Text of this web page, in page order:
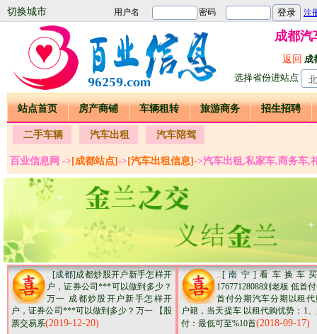
切换城市
成都汽
返回 成
选择省份进站点
站点首页 房产商铺 车辆租转 旅游商务 招生招聘
二手车辆 汽车出租 汽车陪驾
百业信息网 -> [成都站点] -> [汽车出租信息] ->汽车出租,私家车,商务车,
..[成都]成都炒股开户新手怎样开
户，证券公司***可以做到多少？
万一 成都炒股开户新手怎样开
户，证券公司***可以做到多少？万一 【股
票交易系(2019-12-20)
..[南宁] 看车换车
17677128088刘老板 低首
首付分期汽车分期以租代
户籍，当天提车 以租代购优势：1
付：最低可至%10首(2018-09-17)